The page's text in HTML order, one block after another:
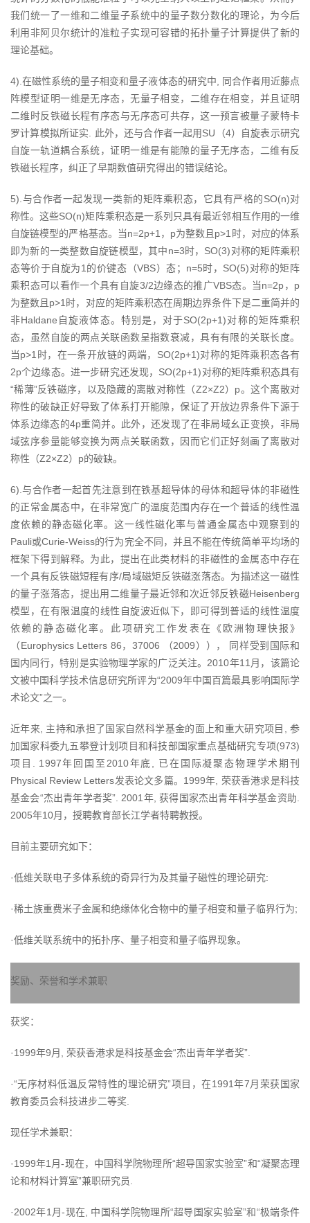
我们统一了一维和二维量子系统中的量子数分数化的理论，为今后
利用非阿贝尔统计的准粒子实现可容错的拓扑量子计算提供了新的
理论基础。
4).在磁性系统的量子相变和量子液体态的研究中, 同合作者用近藤点
阵模型证明一维是无序态，无量子相变，二维存在相变，并且证明
二维时反铁磁长程有序态与无序态可共存，这一预言被量子蒙特卡
罗计算模拟所证实. 此外，还与合作者一起用SU（4）自旋表示研究
自旋一轨道耦合系统，证明一维是有能隙的量子无序态，二维有反
铁磁长程序，纠正了早期数值研究得出的错误结论。
5).与合作者一起发现一类新的矩阵乘积态，它具有严格的SO(n)对
称性。这些SO(n)矩阵乘积态是一系列只具有最近邻相互作用的一维
自旋链模型的严格基态。当n=2p+1，p为整数且p>1时，对应的体系
即为新的一类整数自旋链模型，其中n=3时，SO(3)对称的矩阵乘积
态等价于自旋为1的价键态（VBS）态；n=5时，SO(5)对称的矩阵
乘积态可以看作一个具有自旋3/2边缘态的推广VBS态。当n=2p，p
为整数且p>1时，对应的矩阵乘积态在周期边界条件下是二重简并的
非Haldane自旋液体态。特别是，对于SO(2p+1)对称的矩阵乘积
态，虽然自旋的两点关联函数呈指数衰减，具有有限的关联长度。
当p>1时，在一条开放链的两端，SO(2p+1)对称的矩阵乘积态各有
2p个边缘态。进一步研究还发现，SO(2p+1)对称的矩阵乘积态具有
“稀薄”反铁磁序，以及隐藏的离散对称性（Z2×Z2）p。这个离散对
称性的破缺正好导致了体系打开能隙，保证了开放边界条件下源于
体系边缘态的4p重简并。此外，还发现了在非局域幺正变换，非局
域弦序参量能够变换为两点关联函数，因而它们正好刻画了离散对
称性（Z2×Z2）p的破缺。
6).与合作者一起首先注意到在铁基超导体的母体和超导体的非磁性
的正常金属态中，在非常宽广的温度范围内存在一个普适的线性温
度依赖的静态磁化率。这一线性磁化率与普通金属态中观察到的
Pauli或Curie-Weiss的行为完全不同，并且不能在传统简单平均场的
框架下得到解释。为此，提出在此类材料的非磁性的金属态中存在
一个具有反铁磁短程有序/局域磁矩反铁磁涨落态。为描述这一磁性
的量子涨落态，提出用二维量子最近邻和次近邻反铁磁Heisenberg
模型，在有限温度的线性自旋波近似下，即可得到普适的线性温度
依赖的静态磁化率。此项研究工作发表在《欧洲物理快报》
（Europhysics Letters 86，37006 （2009））， 同样受到国际和
国内同行，特别是实验物理学家的广泛关注。2010年11月，该篇论
文被中国科学技术信息研究所评为“2009年中国百篇最具影响国际学
术论文”之一。
近年来, 主持和承担了国家自然科学基金的面上和重大研究项目, 参
加国家科委九五攀登计划项目和科技部国家重点基础研究专项(973)
项目. 1997年回国至2010年底, 已在国际凝聚态物理学术期刊
Physical Review Letters发表论文多篇。1999年, 荣获香港求是科技
基金会“杰出青年学者奖”. 2001年, 获得国家杰出青年科学基金资助.
2005年10月，授聘教育部长江学者特聘教授。
目前主要研究如下：
·低维关联电子多体系统的奇异行为及其量子磁性的理论研究:
·稀土族重费米子金属和绝缘体化合物中的量子相变和量子临界行为;
·低维关联系统中的拓扑序、量子相变和量子临界现象。
奖励、荣誉和学术兼职
获奖：
·1999年9月, 荣获香港求是科技基金会“杰出青年学者奖”.
·“无序材料低温反常特性的理论研究”项目，在1991年7月荣获国家
教育委员会科技进步二等奖.
现任学术兼职：
·1999年1月-现在，中国科学院物理所“超导国家实验室”和“凝聚态理
论和材料计算室”兼职研究员.
·2002年1月-现在, 中国科学院物理所“超导国家实验室”和“极端条件